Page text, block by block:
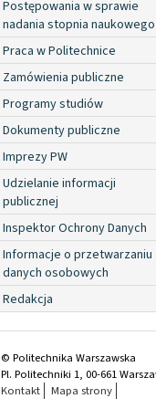
Postępowania w sprawie
nadania stopnia naukowego
Praca w Politechnice
Zamówienia publiczne
Programy studiów
Dokumenty publiczne
Imprezy PW
Udzielanie informacji
publicznej
Inspektor Ochrony Danych
Informacje o przetwarzaniu
danych osobowych
Redakcja
© Politechnika Warszawska
Pl. Politechniki 1, 00-661
Kontakt
Mapa strony